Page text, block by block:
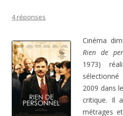
4 réponses
Cinéma
Rien de
1973)
2009 dans
critique. Il
métrages